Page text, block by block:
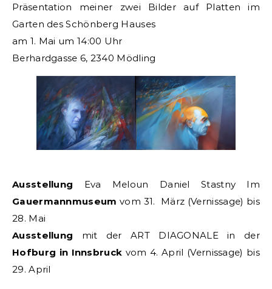
Präsentation meiner zwei Bilder auf Platten im
Garten des Schönberg Hauses
am 1. Mai um 14:00 Uhr
Berhardgasse 6, 2340 Mödling
Ausstellung Eva Meloun Daniel Stastny Im
Gauermannmuseumvom 31. März (Vernissage) bis
28. Mai
Ausstellung mit der ART DIAGONALE in der
Hofburg in Innsbruck vom 4. April (Vernissage) bis
29. April